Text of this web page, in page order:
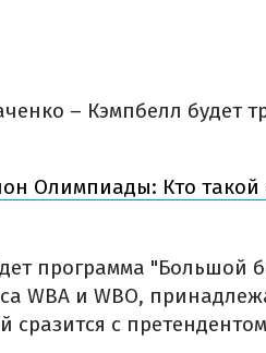
– Кэмпбелл будет
Олимпиады: Кто
программа "Большой
WBA и WBO,
с